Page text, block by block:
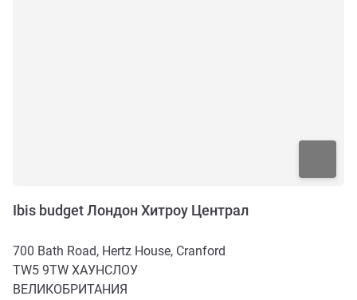
Ibis budget Лондон Хитроу Централ
700 Bath Road, Hertz House, Cranford
TW5 9TW ХАУНСЛОУ
ВЕЛИКОБРИТАНИЯ